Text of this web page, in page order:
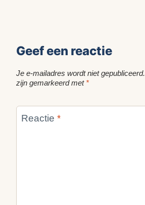
Geef een reactie
Je e-mailadres wordt niet gepubliceerd.
zijn gemarkeerd met *
Reactie *